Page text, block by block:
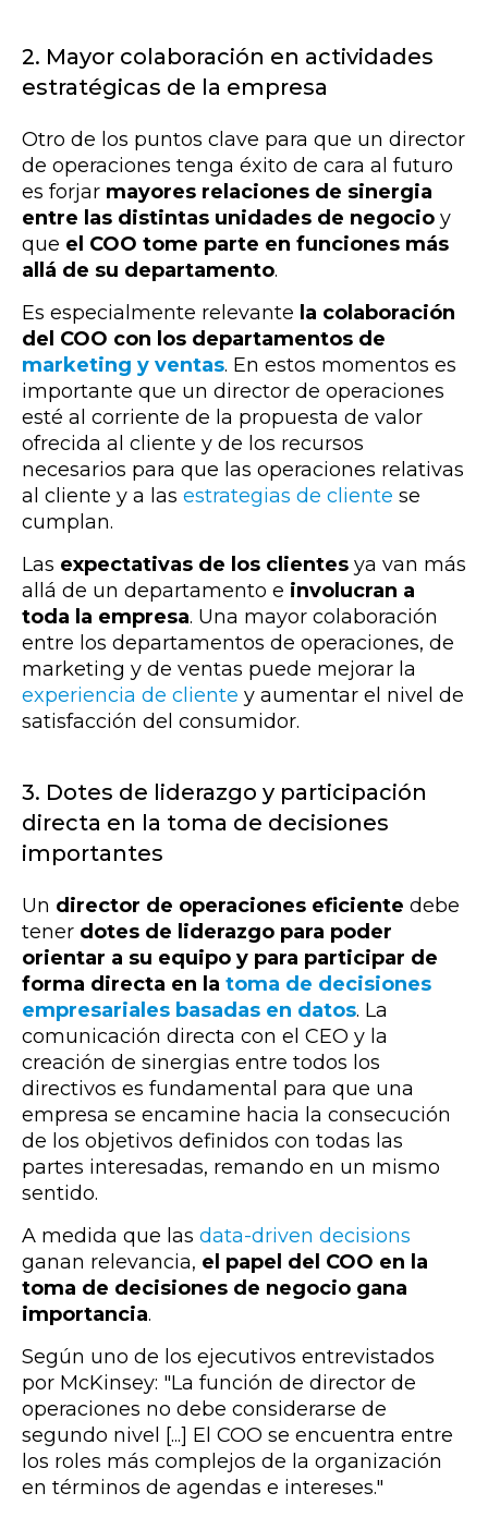
2. Mayor colaboración en actividades
estratégicas de la empresa
Otro de los puntos clave para que un director
de operaciones tenga éxito de cara al futuro
es forjar mayores relaciones de sinergia
entre las distintas unidades de negocio y
que el COO tome parte en funciones más
allá de su departamento.
Es especialmente relevante la colaboración
del COO con los departamentos de
marketing y ventas. En estos momentos es
importante que un director de operaciones
esté al corriente de la propuesta de valor
ofrecida al cliente y de los recursos
necesarios para que las operaciones relativas
al cliente y a las estrategias de cliente se
cumplan.
Las expectativas de los clientes ya van más
allá de un departamento e involucran a
toda la empresa. Una mayor colaboración
entre los departamentos de operaciones, de
marketing y de ventas puede mejorar la
experiencia de cliente y aumentar el nivel de
satisfacción del consumidor.
3. Dotes de liderazgo y participación
directa en la toma de decisiones
importantes
Un director de operaciones eficiente debe
tener dotes de liderazgo para poder
orientar a su equipo y para participar de
forma directa en la toma de decisiones
empresariales basadas en datos. La
comunicación directa con el CEO y la
creación de sinergias entre todos los
directivos es fundamental para que una
empresa se encamine hacia la consecución
de los objetivos definidos con todas las
partes interesadas, remando en un mismo
sentido.
A medida que las data-driven decisions
ganan relevancia, el papel del COO en la
toma de decisiones de negocio gana
importancia.
Según uno de los ejecutivos entrevistados
por McKinsey: "La función de director de
operaciones no debe considerarse de
segundo nivel [...] El COO se encuentra entre
los roles más complejos de la organización
en términos de agendas e intereses."